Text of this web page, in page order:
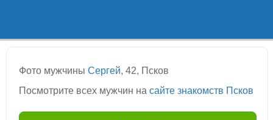
Фото мужчины Сергей, 42, Псков
Посмотрите всех мужчин на сайте знакомств Псков